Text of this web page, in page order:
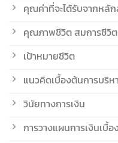
คุณค่าที่จะได้รับจากหลั
คุณภาพชีวิต สมการชีวิต
เป้าหมายชีวิต
แนวคิดเบื้องต้นการบริ
วินัยทางการเงิน
การวางแผนการเงินเบื้อ